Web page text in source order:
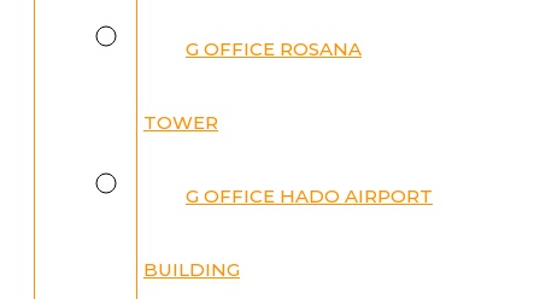
G OFFICE ROSANA
TOWER
G OFFICE HADO AIRPORT
BUILDING